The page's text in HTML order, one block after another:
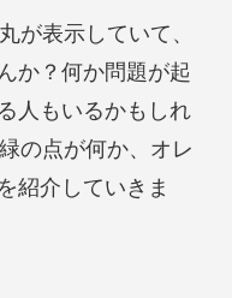
が表示していて、
か？何か問題が起
人もいるかもしれ
の点が何か、オレ
紹介していきま